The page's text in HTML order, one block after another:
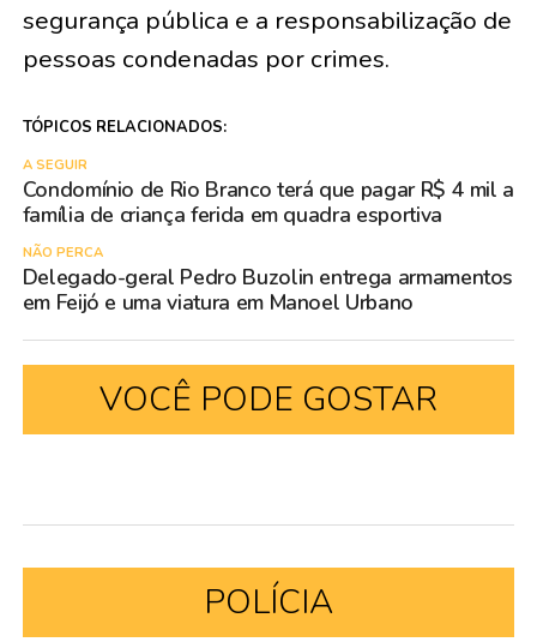
segurança pública e a responsabilização de
pessoas condenadas por crimes.
TÓPICOS RELACIONADOS:
A SEGUIR
Condomínio de Rio Branco terá que pagar R$ 4 mil a
família de criança ferida em quadra esportiva
NÃO PERCA
Delegado-geral Pedro Buzolin entrega armamentos
em Feijó e uma viatura em Manoel Urbano
VOCÊ PODE GOSTAR
POLÍCIA